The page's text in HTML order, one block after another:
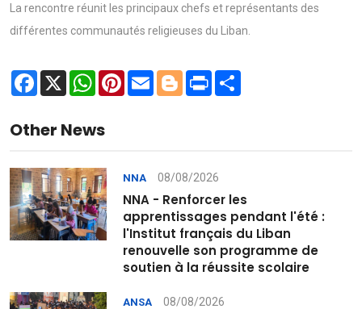
La rencontre réunit les principaux chefs et représentants des
différentes communautés religieuses du Liban.
Facebook
X WhatsApp
Pinterest
Email Blogger
Print
Other News
NNA 08/08/2026
NNA - Renforcer les
apprentissages pendant l'été :
l'Institut français du Liban
renouvelle son programme de
soutien à la réussite scolaire
ANSA 08/08/2026